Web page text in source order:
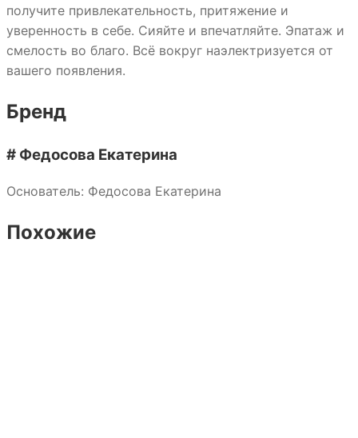
получите привлекательность, притяжение и
уверенность в себе. Сияйте и впечатляйте. Эпатаж и
смелость во благо. Всё вокруг наэлектризуется от
вашего появления.
Бренд
# Федосова Екатерина
Основатель: Федосова Екатерина
Похожие